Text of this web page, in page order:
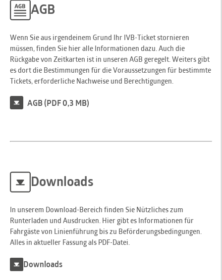
AGB
Wenn Sie aus irgendeinem Grund Ihr IVB-Ticket stornieren
müssen, finden Sie hier alle Informationen dazu. Auch die
Rückgabe von Zeitkarten ist in unseren AGB geregelt. Weiters gibt
es dort die Bestimmungen für die Voraussetzungen für bestimmte
Tickets, erforderliche Nachweise und Berechtigungen.
AGB (PDF 0,3 MB)
Downloads
In unserem Download-Bereich finden Sie Nützliches zum
Runterladen und Ausdrucken. Hier gibt es Informationen für
Fahrgäste von Linienführung bis zu Beförderungsbedingungen.
Alles in aktueller Fassung als PDF-Datei.
Downloads